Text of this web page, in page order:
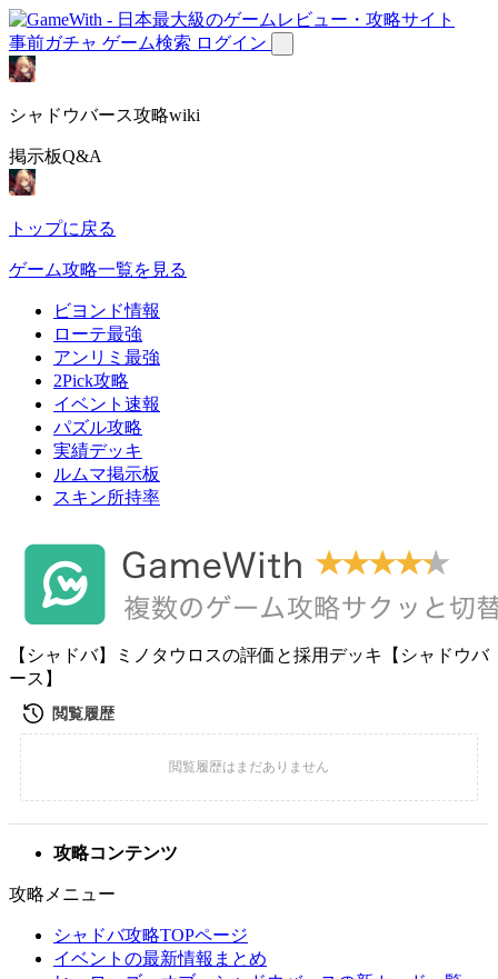
事前ガチャ ゲーム検索 ログイン
シャドウバース攻略wiki
掲示板Q&A
トップに戻る
ゲーム攻略一覧を見る
ビヨンド情報
ローテ最強
アンリミ最強
2Pick攻略
イベント速報
パズル攻略
実績デッキ
ルムマ掲示板
スキン所持率
【シャドバ】ミノタウロスの評価と採用デッキ【シャドウバ
ース】
攻略コンテンツ
攻略メニュー
シャドバ攻略TOPページ
イベントの最新情報まとめ